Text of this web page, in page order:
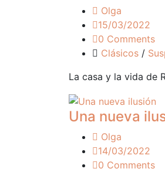
Olga
15/03/2022
0 Comments
Clásicos /
La casa y la vida de
Una nueva
Olga
14/03/2022
0 Comments